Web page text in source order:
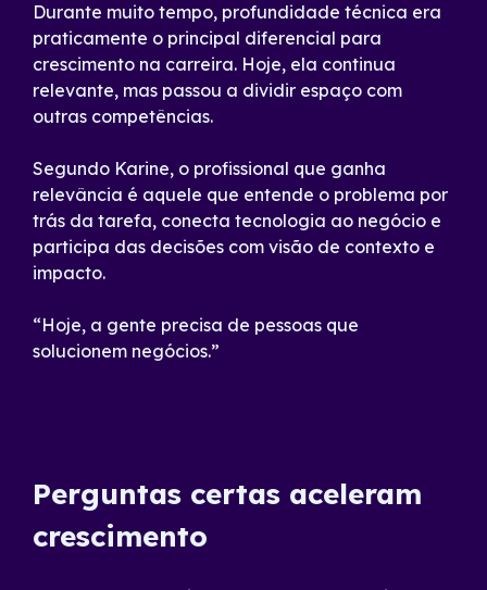
Durante muito tempo, profundidade técnica era
praticamente o principal diferencial para
crescimento na carreira. Hoje, ela continua
relevante, mas passou a dividir espaço com
outras competências.
Segundo Karine, o profissional que ganha
relevância é aquele que entende o problema por
trás da tarefa, conecta tecnologia ao negócio e
participa das decisões com visão de contexto e
impacto.
“Hoje, a gente precisa de pessoas que
solucionem negócios.”
Perguntas certas aceleram
crescimento